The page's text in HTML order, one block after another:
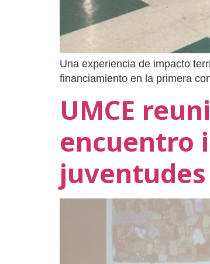
Una experiencia de impacto
financiamiento en la primera
UMCE
encuentro
juventudes